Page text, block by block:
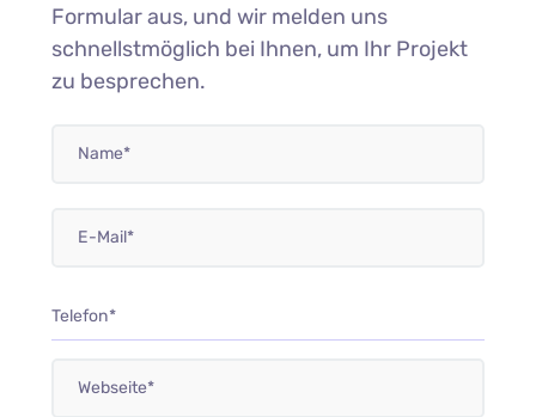
Formular aus, und wir melden uns
schnellstmöglich bei Ihnen, um Ihr Projekt
zu besprechen.